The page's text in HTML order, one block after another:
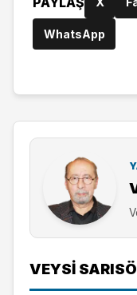
WhatsApp
VEYSI